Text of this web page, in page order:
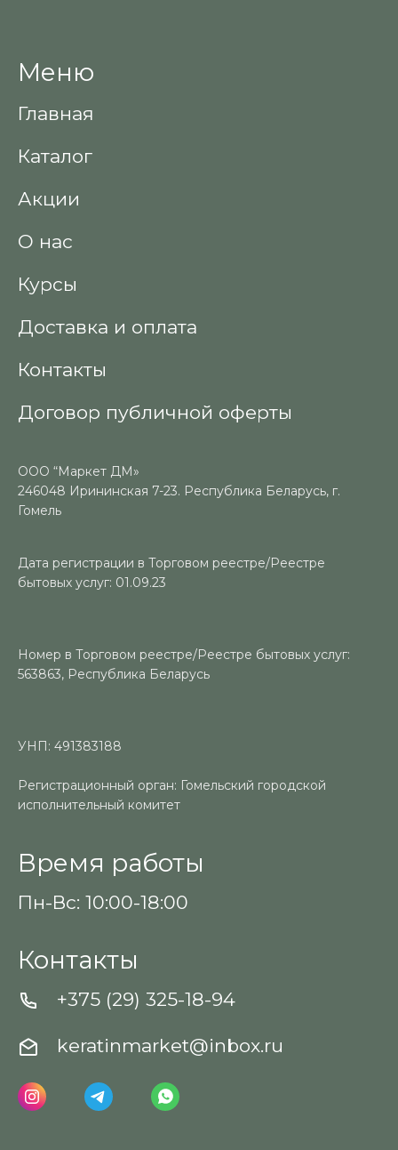
Меню
Главная
Каталог
Акции
О нас
Курсы
Доставка и оплата
Контакты
Договор публичной оферты
ООО “Маркет ДМ»
246048 Ирининская 7-23. Республика Беларусь, г.
Гомель
Дата регистрации в Торговом реестре/Реестре
бытовых услуг: 01.09.23
Номер в Торговом реестре/Реестре бытовых услуг:
563863, Республика Беларусь
УНП: 491383188
Регистрационный орган: Гомельский городской
исполнительный комитет
Время работы
Пн-Вс: 10:00-18:00
Контакты
+375 (29) 325-18-94
keratinmarket@inbox.ru